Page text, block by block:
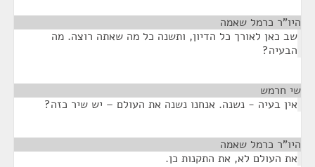
היו"ר כרמל שאמה
שב כאן לאורך כל הדיון, ותשנה כל מה שאתה רוצה. מה
הבעיה?
שי חרמש
אין בעיה - נשנה. אנחנו נשנה את העולם – יש שיר כזה?
היו"ר כרמל שאמה
את העולם לא, את התקנות כן.